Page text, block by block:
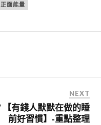
正面能量
NEXT
有錢人默默在做的睡
前好習慣】-重點整理